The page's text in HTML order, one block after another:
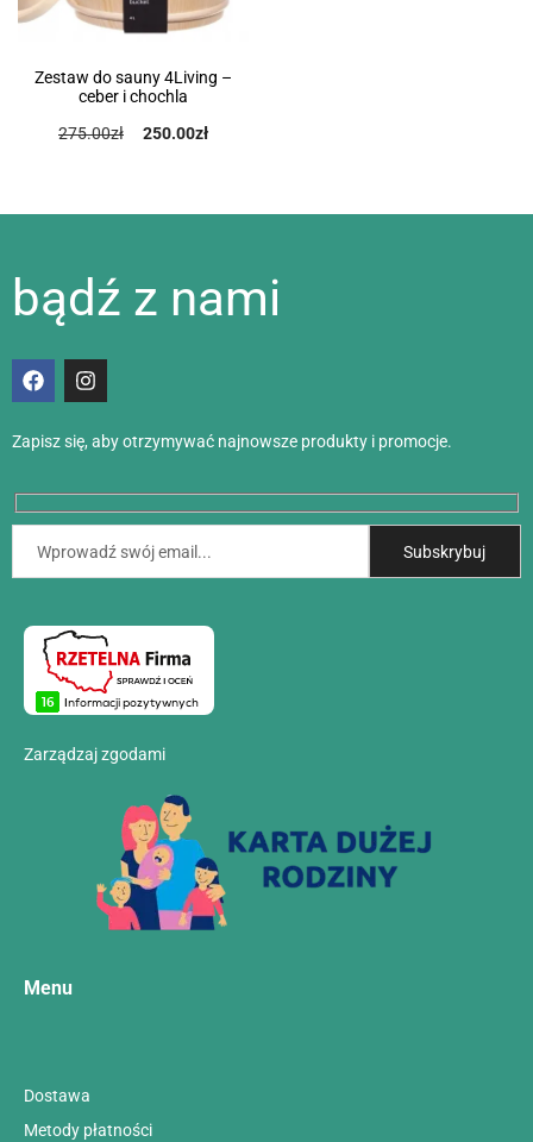
Zestaw do sauny 4Living –
ceber i chochla
275.00zł 250.00zł
bądź z nami
Zapisz się, aby otrzymywać najnowsze produkty i promocje.
Zarządzaj zgodami
Menu
Dostawa
Metody płatności